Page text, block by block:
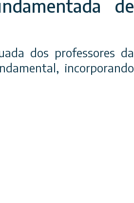
de
dos professores da
incorporando